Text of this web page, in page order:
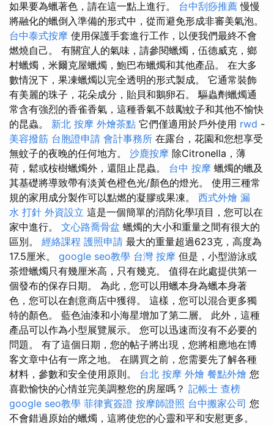
如果要為蠟著色，請在這一點上進行。 台中刮痧推薦 慢慢
將融化的蠟倒入準備的形式中，從而避免形成非審美氣泡。
台中泰式按摩 使用保護手套進行工作，以便我們最終不會
燃燒自己。 有關宜人的氣味，請參閱蠟燭，伍德威克，鄉
村蠟燭，米爾克屋蠟燭，鮑巴布蠟燭和其他產品。 在大多
數情況下，果凍蠟燭以完全透明的形式製成。 它通常裝飾
有美麗的珠子，花朵成分，貽貝和鵝卵石。 驅蟲劑蠟燭通
常含有強烈的香雀香氣，這種香氣不鼓勵蚊子和其他不愉快
的昆蟲。 新北 按摩 外燴茶點 它們僅適用於戶外使用 rwd -
美容撥筋 台胞證申請 會計事務所 在露台，花園和您想享受
無蚊子的夜晚的任何地方。 沙鹿按摩 除Citronella，薄
荷，鬆或桉樹蠟燭外，還阻止昆蟲。 台中 按摩 蠟燭的蠟及
其基礎將導致帶有淡黃色橙色光/顏色的燈光。 使用三種常
規的家用成分製作可以點燃的凝膠或果凍。 西式外燴 漏
水 打針 外資設立 這是一個簡單的消防化學項目，您可以在
家中進行。 文心路喬骨盆 蠟燭的大小和重量之間有很大的
區別。 經絡課程 護照申請 最大的重量超過623克，高度為
17.5厘米。 google seo教學 台灣 按摩 但是，小型游泳或
茶燈蠟燭只有幾厘米高，只有幾克。 值得在此處提供第一
個發布的保存日期。 為此，您可以用蠟本身為蠟本身著
色，您可以在創意商店中獲得。 這樣，您可以混合更多獨
特的顏色。 藍色油漆和小海星增加了第二層。 此外，這種
產品可以作為小型展覽展示。 您可以迅速而沒有不必要的
問題。 有了這個日期，您的帖子將出現，您將相應地在博
客文章中佔有一席之地。 在購買之前，您需要先了解各種
材料，參數和安全使用原則。 台北 按摩 外燴 餐點外燴 您
喜歡愉快的心情並完美調整您的房屋嗎？ 記帳士 查榜
google seo教學 菲律賓簽證 按摩師證照 台中搬家公司 您
不會錯過原始的蠟燭，這將使您的心靈和平和安慰更多。